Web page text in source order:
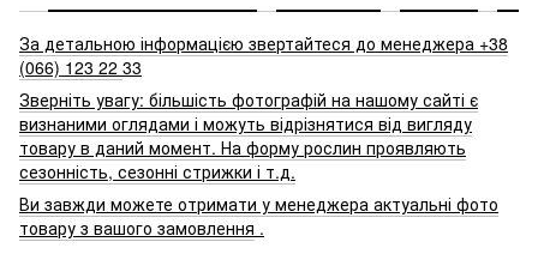
За детальною інформацією звертайтеся до менеджера +38
(066) 123 22 33
Зверніть увагу: більшість фотографій на нашому сайті є
визнаними оглядами і можуть відрізнятися від вигляду
товару в даний момент. На форму рослин проявляють
сезонність, сезонні стрижки і т.д.
Ви завжди можете отримати у менеджера актуальні фото
товару з вашого замовлення .